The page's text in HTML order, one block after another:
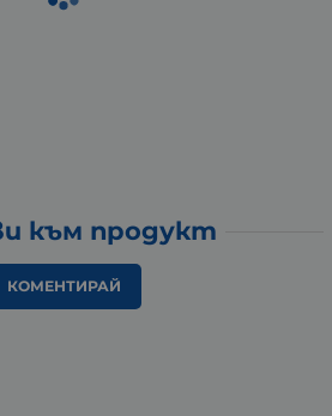
към продукт
КОМЕНТИРАЙ